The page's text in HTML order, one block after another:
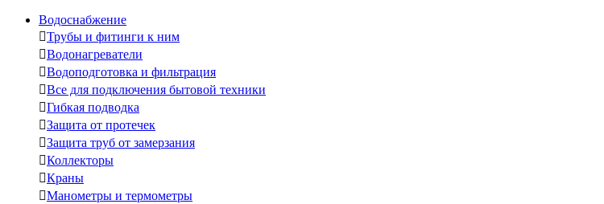
Водоснабжение
Трубы и фитинги к ним
Водонагреватели
Водоподготовка и фильтрация
Все для подключения бытовой техники
Гибкая подводка
Защита от протечек
Защита труб от замерзания
Коллекторы
Краны
Манометры и термометры